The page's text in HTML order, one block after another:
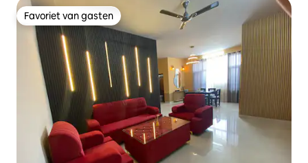
Favoriet van gasten
Favoriet van gasten